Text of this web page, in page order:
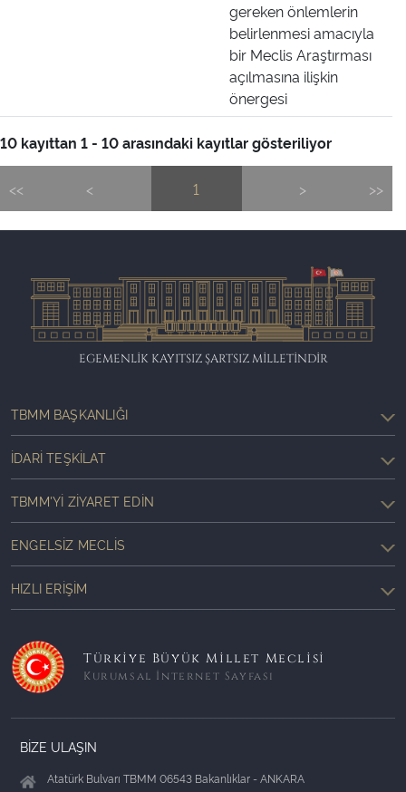
gereken önlemlerin
belirlenmesi amacıyla
bir Meclis Araştırması
açılmasına ilişkin
önergesi
10 kayıttan 1 - 10 arasındaki kayıtlar gösteriliyor
<< < 1 > >>
EGEMENLİK KAYITSIZ ŞARTSIZ MİLLETİNDİR
TBMM BAŞKANLIĞI
İDARI TEŞKILAT
TBMM'YI ZIYARET EDIN
ENGELSIZ MECLIS
HIZLI ERIŞIM
Türkiye Büyük Millet Meclisi
Kurumsal İnternet Sayfası
BİZE ULAŞIN
Atatürk Bulvarı TBMM 06543 Bakanlıklar - ANKARA